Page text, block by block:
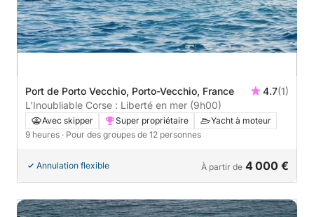
Port de Porto Vecchio, Porto-Vecchio, France 4.7(1)
L’Inoubliable Corse : Liberté en mer (9h00)
Avec skipper Super propriétaire
Yacht à moteur
9 heures · Pour des groupes de 12 personnes
Annulation flexible À partir de 4 000 €